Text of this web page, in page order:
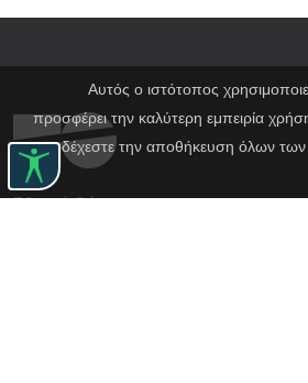
Αυτός ο ιστότοπος
προσφέρει την καλύτερη εμπειρία
αποδέχεστε την αποθήκευση όλων των
Εθνικό Θέατρο